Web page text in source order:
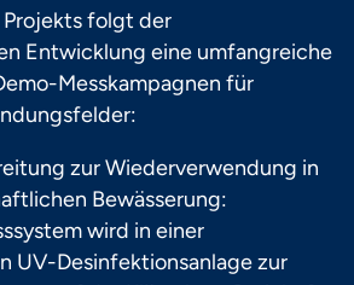
Projekts folgt der
Entwicklung eine umfangreiche
Messkampagnen für
zur Wiederverwendung in
Bewässerung:
wird in einer
UV-Desinfektionsanlage zur